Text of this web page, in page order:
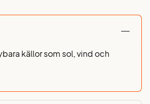
källor som sol, vind och